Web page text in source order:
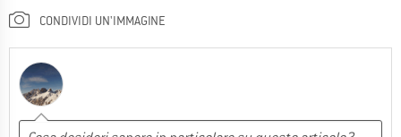
CONDIVIDI UN'IMMAGINE